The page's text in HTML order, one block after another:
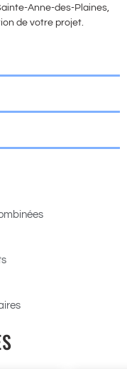
Anne-des-Plaines,
de votre projet.